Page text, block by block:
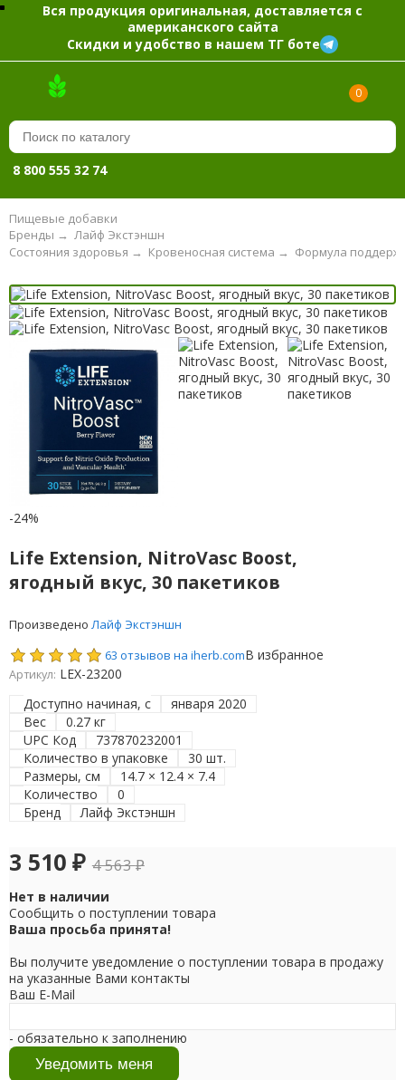
Вся продукция оригинальная, доставляется с
американского сайта
Скидки и удобство в нашем ТГ боте
0
8 800 555 32 74
Пищевые добавки
Лайф Экстэншн
Бренды →
Формула
Кровеносная система →
Состояния здоровья →
-24%
Life Extension, NitroVasc Boost,
ягодный вкус, 30 пакетиков
Произведено Лайф Экстэншн
63 отзывов на iherb.comВ избранное
Артикул: LEX-23200
Доступно начиная, с
января 2020
Вес
0.27 кг
UPC Код
737870232001
Количество в упаковке
30 шт.
Размеры, см
14.7 × 12.4 × 7.4
Количество
0
Бренд
Лайф Экстэншн
3 510 ₽ 4 563₽
Нет в наличии
Сообщить о поступлении товара
Ваша просьба принята!
Вы получите уведомление о поступлении товара в продажу
на указанные Вами контакты
Ваш E-Mail
- обязательно к заполнению